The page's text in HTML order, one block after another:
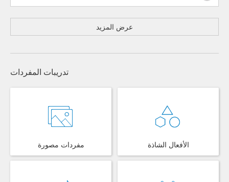
عرض المزيد
تدريبات المفردات
مفردات مصورة الأفعال الشاذة